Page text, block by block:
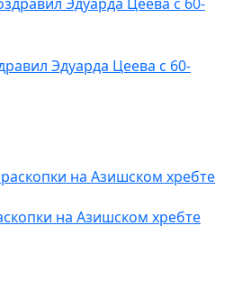
Эдуарда Цеева с 60-
на Азишском хребте